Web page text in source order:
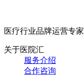
医疗行业品牌运营专家
关于医院汇
服务介绍
合作咨询